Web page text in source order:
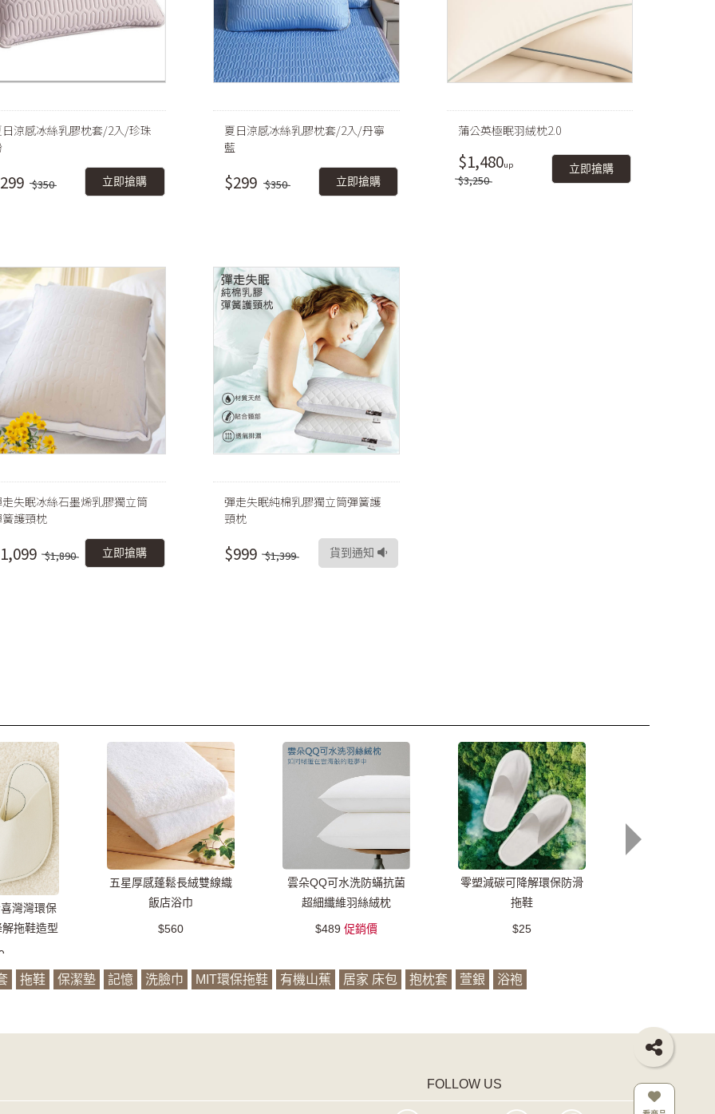
涼感冰絲乳膠枕套/2入/珍珠
$350 立即搶購
夏日涼感冰絲乳膠枕套/2入/丹寧
藍
$299 $350 立即搶購
蒲公英極眠羽絨枕2.0
$1,480
$3,250
立即搶購
失眠冰絲石墨烯乳膠獨立筒
護頸枕
$1,890 立即搶購
彈走失眠純棉乳膠獨立筒彈簧護
頸枕
$999 $1,399 貨到通知
灣灣環保
拖鞋造型
五星厚感蓬鬆長絨雙線織
飯店浴巾
$560
雲朵QQ可水洗防蟎抗菌
超細纖維羽絲絨枕
$489 促銷價
零塑減碳可降解環保防滑
拖鞋
$25
拖鞋 保潔墊 記憶 洗臉巾 MIT環保拖鞋 有機山蕉 居家 床包 抱枕套 萱銀 浴袍
FOLLOW US